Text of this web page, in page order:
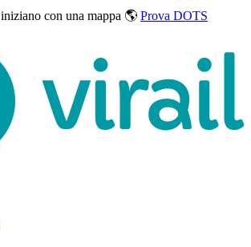
iniziano con una mappa 🌎 Prova DOTS